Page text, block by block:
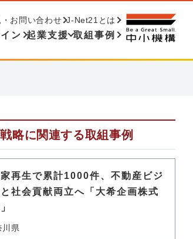
ン 起業支援 取組事例
・お問い合わせ J-Net21とは
略に関連する取組事例
再生で累計1000件、不動産ビジ
社会貢献両立へ「大希企画株式
川県